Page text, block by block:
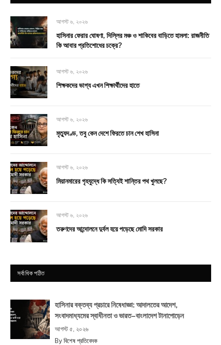
আগস্ট ৬, ২০২৬
হাসিনার ফেরার ঘোষণা, দিল্লির মঞ্চ ও শাকিবের বাড়িতে হামলা: রাজনীতি
কি আবার প্রতিশোধের চক্রে?
আগস্ট ৬, ২০২৬
শিক্ষকদের ভাগ্য এখন শিক্ষার্থীদের হাতে
আগস্ট ৬, ২০২৬
মৃত্যুদণ্ড, তবু কেন দেশে ফিরতে চান শেখ হাসিনা
আগস্ট ৬, ২০২৬
মিয়ানমারের গৃহযুদ্ধে কি সত্যিই শান্তির পথ খুলছে?
আগস্ট ৬, ২০২৬
তরুণদের আন্দোলনে দুর্বল হয়ে পড়েছে মোদি সরকার
সর্বাধিক পঠিত
হাসিনার বক্তব্য প্রচারে নিষেধাজ্ঞা: আদালতের আদেশ,
সংবাদমাধ্যমের স্বাধীনতা ও ভারত–বাংলাদেশ টানাপোড়েন
আগস্ট ৫, ২০২৬
By বিশেষ প্রতিবেদক